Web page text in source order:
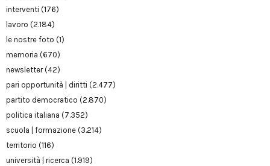
interventi (176)
lavoro (2.184)
le nostre foto (1)
memoria (670)
newsletter(42)
pari opportunità | diritti (2.477)
partito democratico (2.870)
politica italiana (7.352)
scuola | formazione (3.214)
territorio (116)
università | ricerca (1.919)